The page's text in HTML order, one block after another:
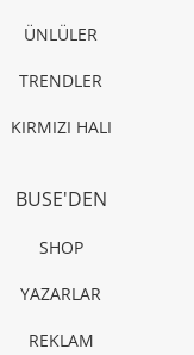
ÜNLÜLER
TRENDLER
KIRMIZI HALI
BUSE'DEN
SHOP
YAZARLAR
REKLAM